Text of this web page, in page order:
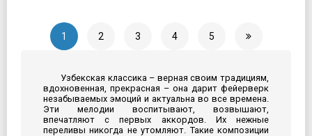
1 2 3 4 5
Узбекская классика – верная своим традициям,
вдохновенная, прекрасная – она дарит фейерверк
незабываемых эмоций и актуальна во все времена.
Эти мелодии воспитывают, возвышают,
впечатляют с первых аккордов. Их нежные
переливы никогда не утомляют. Такие композиции